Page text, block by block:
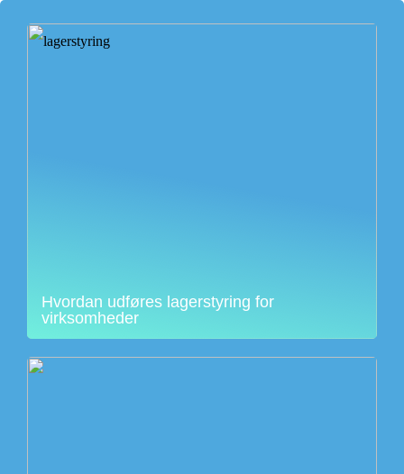
Hvordan udføres lagerstyring for
virksomheder